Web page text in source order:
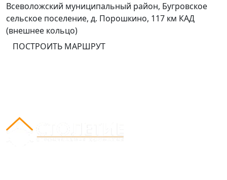
Всеволожский муниципальный район, Бугровское
сельское поселение, д. Порошкино, 117 км КАД
(внешнее кольцо)
ПОСТРОИТЬ МАРШРУТ